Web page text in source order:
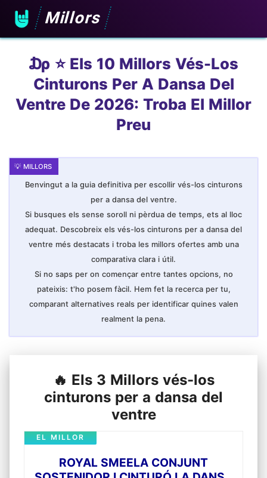
Millors
₯ ⭐️ Els 10 Millors Vés-Los
Cinturons Per A Dansa Del
Ventre De 2026: Troba El Millor
Preu
Benvingut a la guia definitiva per escollir vés-los cinturons
per a dansa del ventre.
Si busques els sense soroll ni pèrdua de temps, ets al lloc
adequat. Descobreix els vés-los cinturons per a dansa del
ventre més destacats i troba les millors ofertes amb una
comparativa clara i útil.
Si no saps per on començar entre tantes opcions, no
pateixis: t'ho posem fàcil. Hem fet la recerca per tu,
comparant alternatives reals per identificar quines valen
realment la pena.
🔥 Els 3 Millors vés-los
cinturons per a dansa del
ventre
ROYAL SMEELA CONJUNT
EL MILLOR